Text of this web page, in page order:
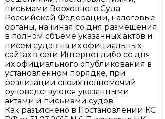
письмами Верховного Суда
Российской Федерации, налоговые
органы, начиная со дня размещения
в полном объеме указанных актов и
писем судов на их официальных
сайтах в сети Интернет либо со дня
их официального опубликования в
установленном порядке, при
реализации своих полномочий
руководствуются указанными
актами и письмами судов.
Как разъяснено в Постановлении КС